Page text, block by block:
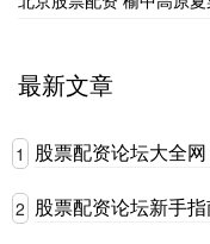
最新文章
1 股票配资论坛大全
2 股票配资论坛新手